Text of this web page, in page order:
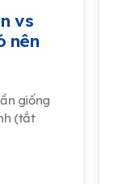
vs
nên
giống
(tắt